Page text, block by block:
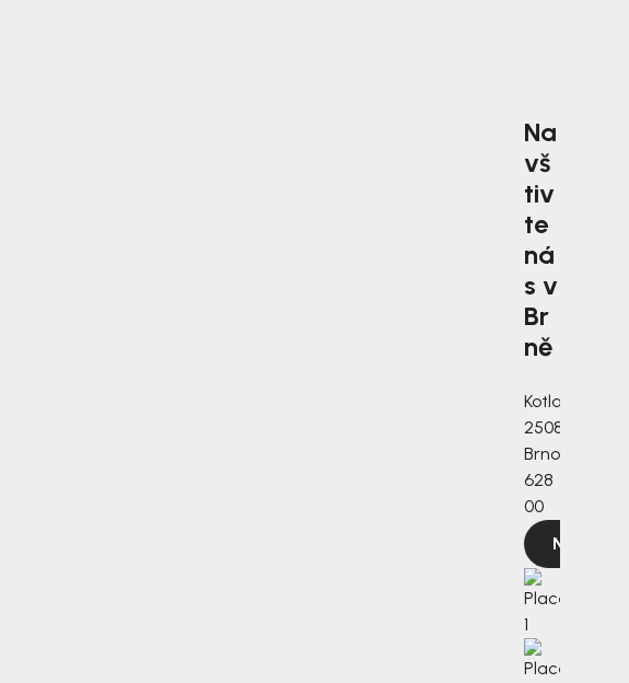
Na
vš
tiv
te
ná
s v
Br
ně
Kotlanova
2508/3a,
Brno,
628
00
Navigovat